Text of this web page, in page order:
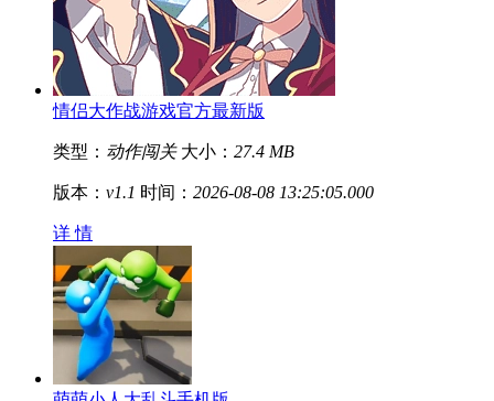
情侣大作战游戏官方最新版
类型： 动作闯关 大小： 27.4 MB
版本： v1.1 时间： 2026-08-08 13:25:05.000
详 情